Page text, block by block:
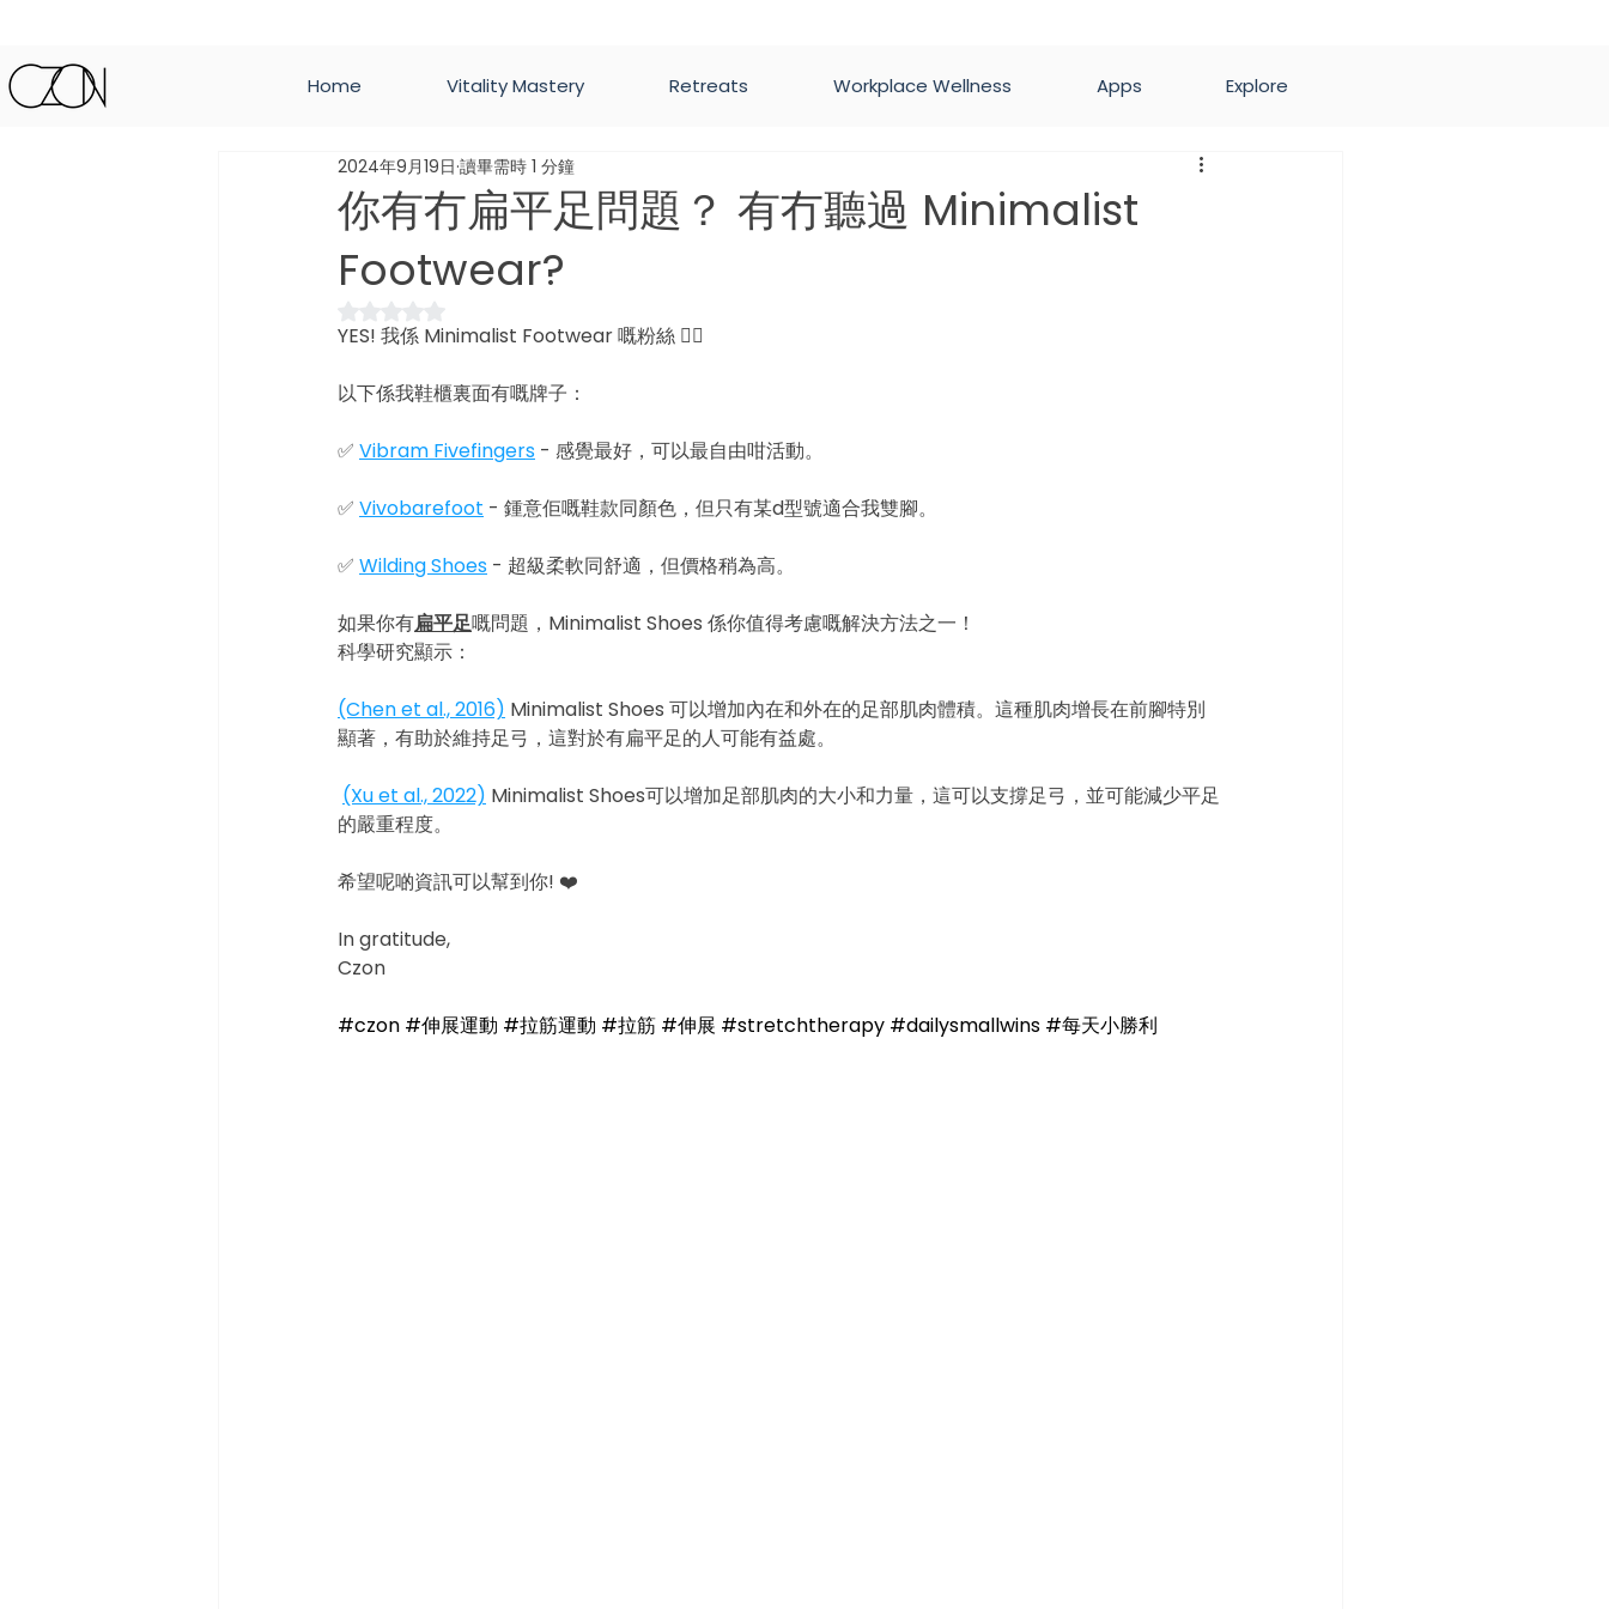
Home Vitality Mastery Retreats Workplace Wellness Apps Explore
你有冇扁平足問題？ 有冇聽過 Minimalist
Footwear?
2024年9月19日 讀畢需時 1 分鐘
YES! 我係 Minimalist Footwear 嘅粉絲 ✌🏼
以下係我鞋櫃裏面有嘅牌子：
✅ Vibram Fivefingers - 感覺最好，可以最自由咁活動。
✅ Vivobarefoot - 鍾意佢嘅鞋款同顏色，但只有某d型號適合我雙腳。
✅ Wilding Shoes - 超級柔軟同舒適，但價格稍為高。
如果你有扁平足嘅問題，Minimalist Shoes 係你值得考慮嘅解決方法之一！
科學研究顯示：
(Chen et al., 2016) Minimalist Shoes 可以增加內在和外在的足部肌肉體積。這種肌肉增長在前腳特別
顯著，有助於維持足弓，這對於有扁平足的人可能有益處。
(Xu et al., 2022) Minimalist Shoes可以增加足部肌肉的大小和力量，這可以支撐足弓，並可能減少平足
的嚴重程度。
希望呢啲資訊可以幫到你! ❤️
In gratitude,
Czon
#czon #伸展運動 #拉筋運動 #拉筋 #伸展 #stretchtherapy #dailysmallwins #每天小勝利